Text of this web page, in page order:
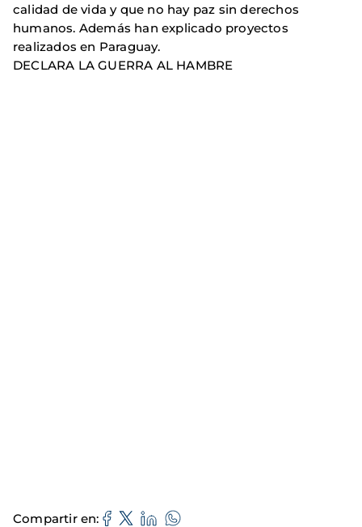
calidad de vida y que no hay paz sin derechos
humanos. Además han explicado proyectos
realizados en Paraguay.
DECLARA LA GUERRA AL HAMBRE
Compartir en